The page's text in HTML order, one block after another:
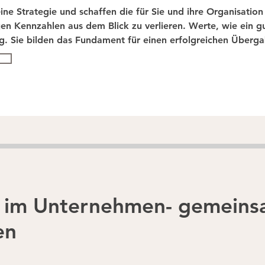
Strategie und schaffen die für Sie und ihre
Kennzahlen aus dem Blick zu verlieren. Werte, wie ein
Sie bilden das Fundament für einen erfolgreichen
sich wieder? Dann freue ich mich auf einen ersten
Unternehmen-